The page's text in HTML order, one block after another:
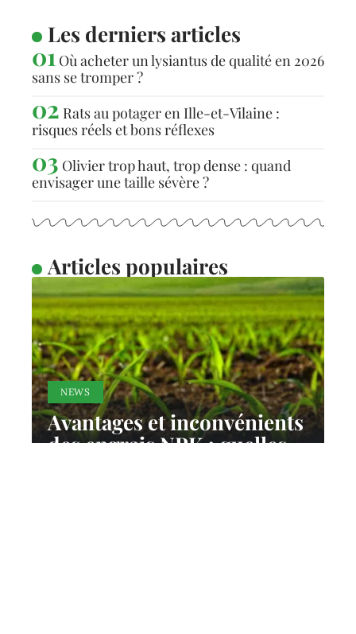
Les derniers articles
Où acheter un lysiantus de qualité en 2026
sans se tromper ?
Rats au potager en Ille-et-Vilaine :
risques réels et bons réflexes
Olivier trop haut, trop dense : quand
envisager une taille sévère ?
Articles populaires
NEWS
Avantages et inconvénients
des engrais NPK : quelles